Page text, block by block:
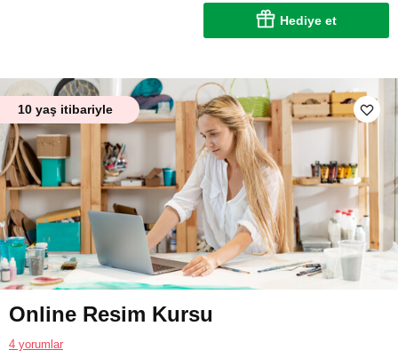
Hediye et
10 yaş itibariyle
Online Resim Kursu
4 yorumlar